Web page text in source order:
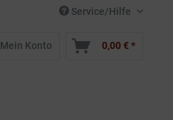
Service/Hilfe
Mein Konto 0,00 € *